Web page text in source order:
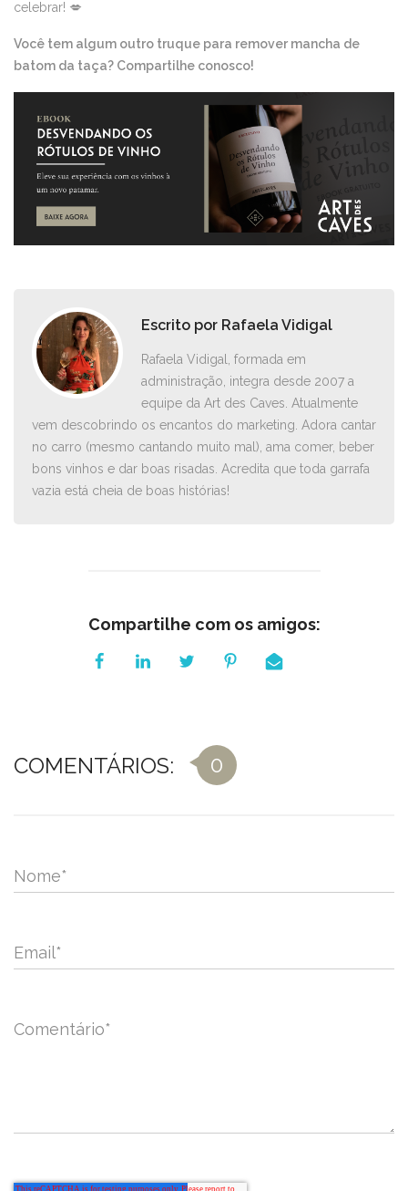
celebrar! 💋
Você tem algum outro truque para remover mancha de
batom da taça? Compartilhe conosco!
Escrito por Rafaela Vidigal
Rafaela Vidigal, formada em
administração, integra desde 2007 a
equipe da Art des Caves. Atualmente
vem descobrindo os encantos do marketing. Adora cantar
no carro ­(mesmo cantando muito mal), ama comer, beber
bons vinhos e dar boas risadas. Acredita que toda garrafa
vazia está cheia de boas histórias!
Compartilhe com os amigos:
COMENTÁRIOS: 0
Nome*
Email*
Comentário*